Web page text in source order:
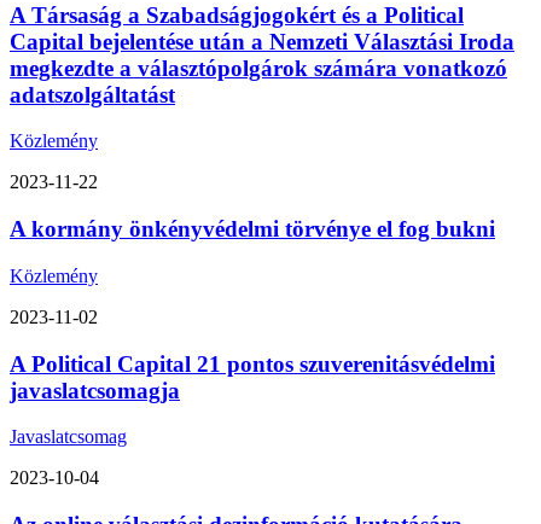
A Társaság a Szabadságjogokért és a Political
Capital bejelentése után a Nemzeti Választási Iroda
megkezdte a választópolgárok számára vonatkozó
adatszolgáltatást
Közlemény
2023-11-22
A kormány önkényvédelmi törvénye el fog bukni
Közlemény
2023-11-02
A Political Capital 21 pontos szuverenitásvédelmi
javaslatcsomagja
Javaslatcsomag
2023-10-04